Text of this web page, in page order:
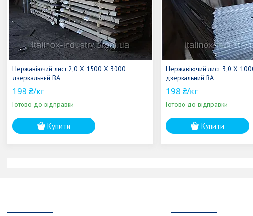
Нержавіючий лист 2,0 Х 1500 Х 3000
дзеркальний ВА
198 ₴/кг
Готово до відправки
Купити
Нержавіючий лист 3,0 Х
дзеркальний ВА
198 ₴/кг
Готово до відправки
Купити